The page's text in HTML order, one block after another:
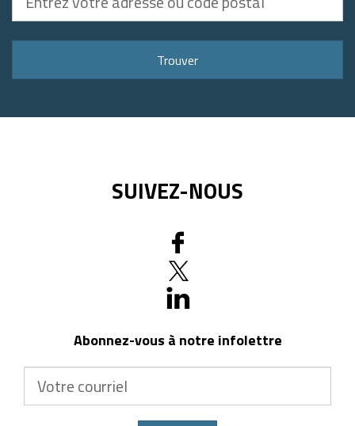
votre
Trouver
SUIVEZ-NOUS
Abonnez-vous à notre infolettre